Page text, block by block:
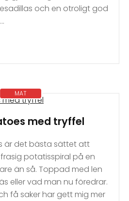
och en otroligt god
MAT
med tryffel
är det bästa sättet att
potatisspiral på en
än så. Toppad med len
eller vad man nu föredrar.
få saker har gett mig mer